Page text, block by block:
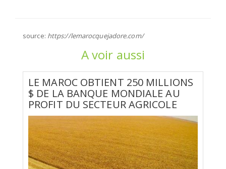
source: https://lemarocquejadore.com/
A voir aussi
LE MAROC OBTIENT 250 MILLIONS
$ DE LA BANQUE MONDIALE AU
PROFIT DU SECTEUR AGRICOLE